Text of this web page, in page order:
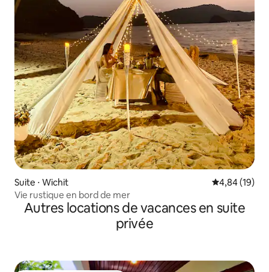
Suite ⋅ Wichit Évaluation
4,84 (19)
Vie rustique en bord de mer
Autres locations de vacances en suite
privée